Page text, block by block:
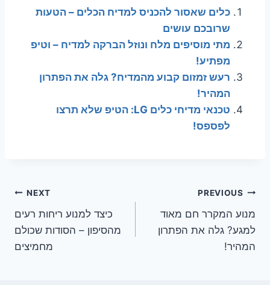
כלים שאסור להכניס למדיח הכלים – הטעות
שרובכם עושים
מתי מוסיפים מלח ונוזל הברקה למדיח – וטיפ
מפתיע!
רעש זמזום קבוע מהמדיח? גלה את הפתרון
המהיר!
טכנאי מדיחי כלים LG: הטיפ שלא תרצו
לפספס!
ניווט
PREVIOUS
מנוע המקרר חם מאוד
למגע? גלה את הפתרון
המהיר!
NEXT
כיצד למנוע ריחות רעים
מהסיפון – הסודות שכולם
מחמיצים